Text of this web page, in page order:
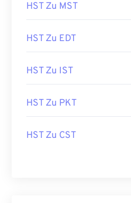
HST Zu MST
HST Zu EDT
HST Zu IST
HST Zu PKT
HST Zu CST